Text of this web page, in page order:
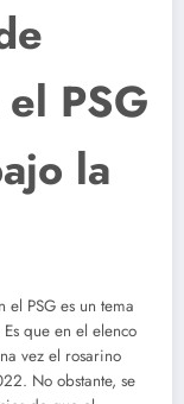
PSG
la
el PSG es un tema
que en el elenco
vez el rosarino
No obstante, se